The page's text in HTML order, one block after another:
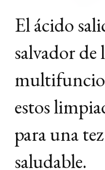
El ácido
salvador de
estos
para una
saludable.